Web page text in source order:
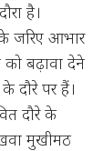
है।
जरिए आभार
बढ़ावा देने
के दौरे पर हैं।
दौरे के
मुखीमठ